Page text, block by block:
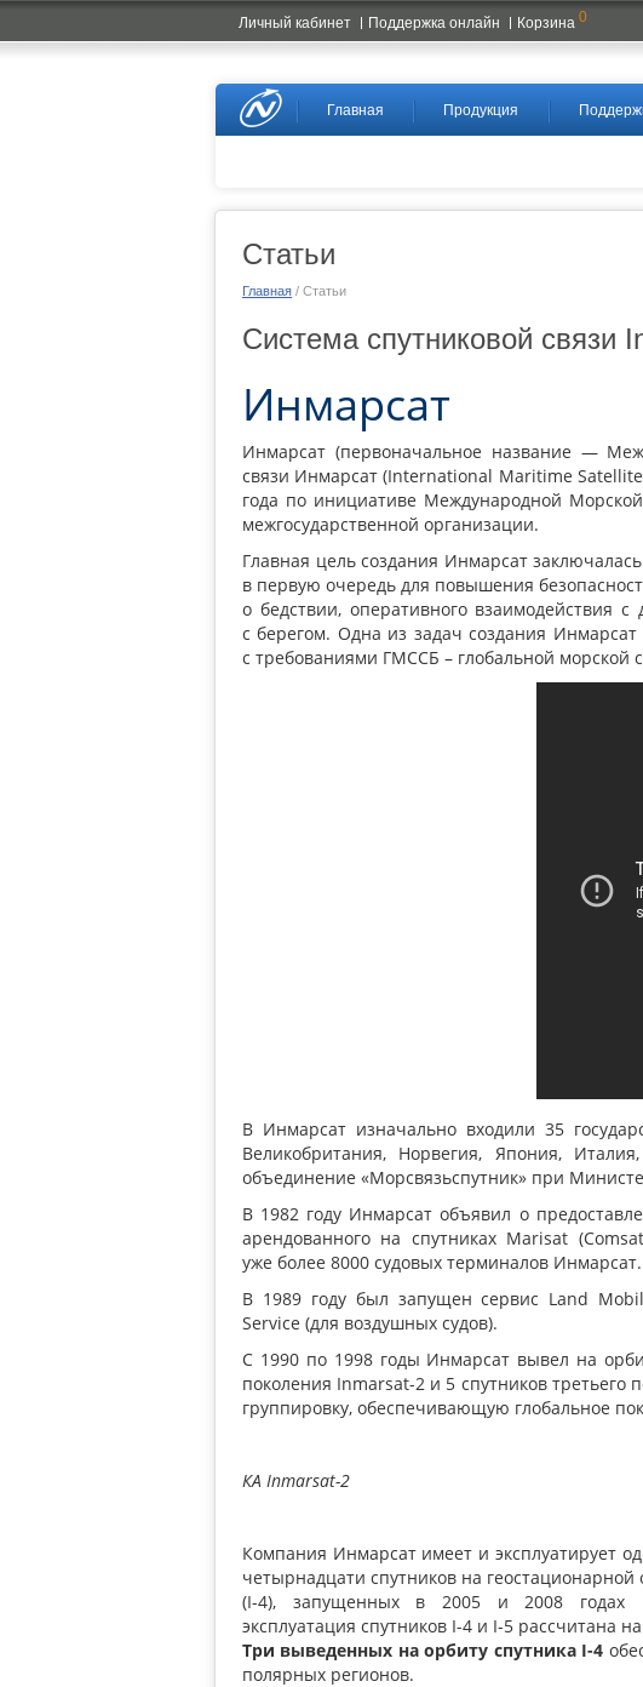
Статьи
Главная / Статьи
Система спутниковой связи
Инмарсат
Инмарсат (первоначальное название —
связи Инмарсат (International Maritime
года по инициативе Международной
межгосударственной организации.
Главная цель создания Инмарсат
в первую очередь для повышения
о бедствии, оперативного взаимодействия
с берегом. Одна из задач создания
с требованиями ГМССБ – глобальной морской
В Инмарсат изначально входили 35
Великобритания, Норвегия, Япония,
объединение «Морсвязьспутник» при
В 1982 году Инмарсат объявил о
арендованного на спутниках Marisat (Comsat
уже более 8000 судовых терминалов Инмарсат.
В 1989 году был запущен сервис Land
Service (для воздушных судов).
С 1990 по 1998 годы Инмарсат вывел на
поколения Inmarsat-2 и 5 спутников
группировку, обеспечивающую глобальное
КА Inmarsat-2
Компания Инмарсат имеет и эксплуатирует
четырнадцати спутников на
(I-4), запущенных в 2005 и 2008 годах
эксплуатация спутников I-4 и I-5 рассчитана
Три выведенных на орбиту спутника I-4
полярных регионов.
Naviset
Личный кабинет Поддержка онлайн Корзина 0
Главная Продукция